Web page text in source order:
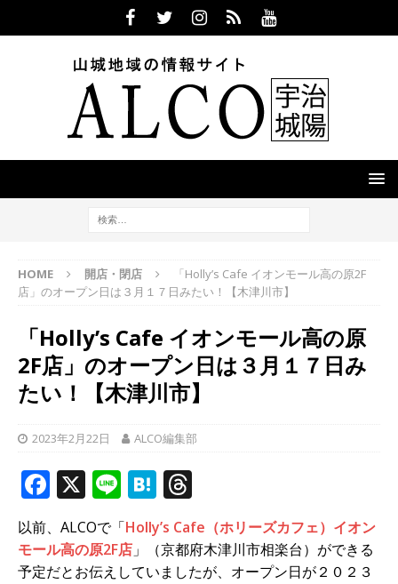
HOME 開店・閉店
「Holly’s Cafe イオンモール高の原2F
店」のオープン日は３月１７日みたい！【木津川市】
「Holly’s Cafe イオンモール高の原
2F店」のオープン日は３月１７日み
たい！【木津川市】
2023年2月22日 ALCO編集部
F
a
c
e
X Li
n
e
H
at
e
n
h
r
e
以前、ALCOで「Holly’s Cafe（ホリーズカフェ）イオン
モール高の原2F店 」（京都府木津川市相楽台）ができる
予定だとお伝えしていましたが、オープン日が２０２３